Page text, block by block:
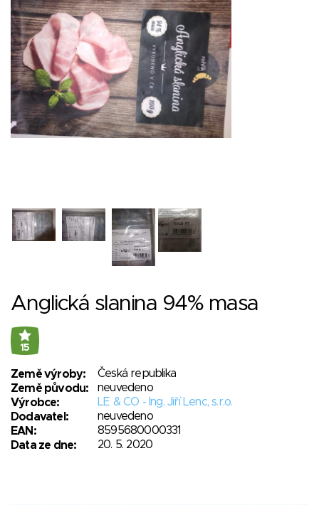
Anglická slanina 94% masa
15
Země výroby:
Česká republika
Země původu:
neuvedeno
Výrobce:
LE & CO - Ing. Jiří Lenc, s.r.o.
Dodavatel:
neuvedeno
EAN:
8595680000331
Data ze dne:
20. 5. 2020